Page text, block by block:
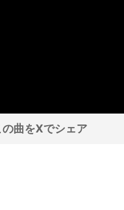
の曲をXでシェア